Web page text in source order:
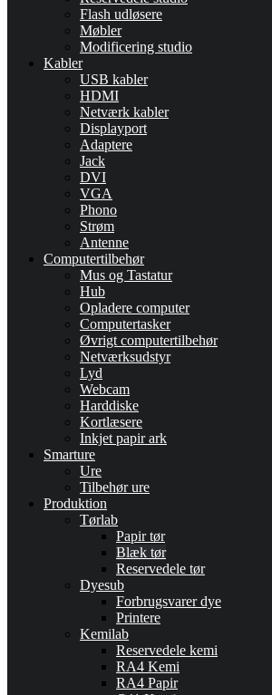
Flash udløsere
Møbler
Modificering studio
Kabler
USB kabler
HDMI
Netværk kabler
Displayport
Adaptere
Jack
DVI
VGA
Phono
Strøm
Antenne
Computertilbehør
Mus og Tastatur
Hub
Opladere computer
Computertasker
Øvrigt computertilbehør
Netværksudstyr
Lyd
Webcam
Harddiske
Kortlæsere
Inkjet papir ark
Smarture
Ure
Tilbehør ure
Produktion
Tørlab
Papir tør
Blæk tør
Reservedele tør
Dyesub
Forbrugsvarer dye
Printere
Kemilab
Reservedele kemi
RA4 Kemi
RA4 Papir